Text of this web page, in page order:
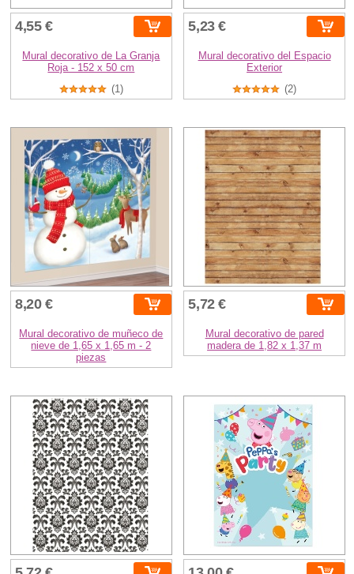
4,55 €
Mural decorativo de La Granja
Roja - 152 x 50 cm
(1)
5,23 €
Mural decorativo del Espacio
Exterior
(2)
8,20 €
Mural decorativo de muñeco de
nieve de 1,65 x 1,65 m - 2
piezas
5,72 €
Mural decorativo de pared
madera de 1,82 x 1,37 m